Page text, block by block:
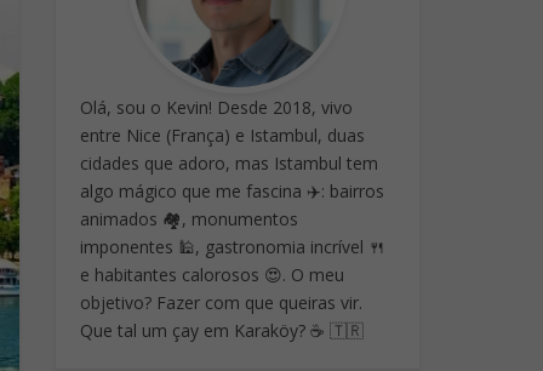
Olá, sou o Kevin! Desde 2018, vivo
entre Nice (França) e Istambul, duas
cidades que adoro, mas Istambul tem
algo mágico que me fascina ✈️: bairros
animados 🏘️, monumentos
imponentes 🕌, gastronomia incrível 🍴
e habitantes calorosos 😍. O meu
objetivo? Fazer com que queiras vir.
Que tal um çay em Karaköy? ☕ 🇹🇷